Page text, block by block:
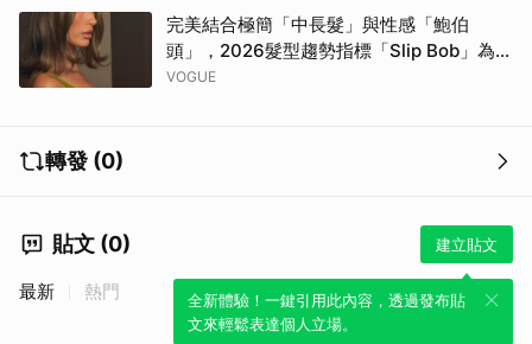
完美結合極簡「中長髮」與性感「鮑伯
頭」，2026髮型趨勢指標「Slip Bob」為何
自帶90年代超模氣場？
VOGUE
轉發 (0)
貼文 (0) 建立貼文
全新體驗！一鍵引用此內容，透過發布貼
文來輕鬆表達個人立場。
最新 熱門